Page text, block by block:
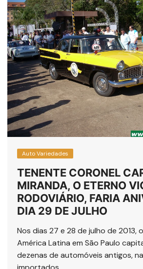
Auto Variedades
TENENTE CORONEL
MIRANDA, O ETERNO
RODOVIÁRIO, FARIA
DIA 29 DE JULHO
Nos dias 27 e 28 de julho de 2013,
América Latina em São Paulo
dezenas de automóveis antigos,